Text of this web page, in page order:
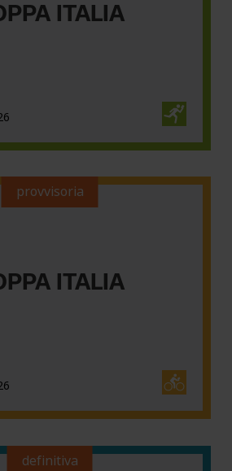
ITALIA
provvisoria
ITALIA
definitiva